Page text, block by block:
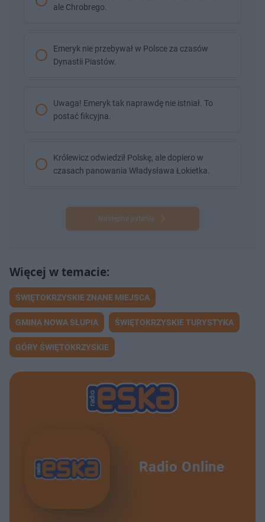
ale Chrobrego.
Emeryk nie przebywał w Polsce za czasów
Dynastii Piastów.
Uwaga! Emeryk tak naprawdę nie istniał. To
postać fikcyjna.
Królewicz odwiedził Polskę, ale dopiero w
czasach panowania Władysława Łokietka.
Następne pytanie
ŚWIĘTOKRZYSKIE ZNANE MIEJSCA
GMINA NOWA SŁUPIA ŚWIĘTOKRZYSKIE TURYSTYKA
GÓRY ŚWIĘTOKRZYSKIE
Radio Online